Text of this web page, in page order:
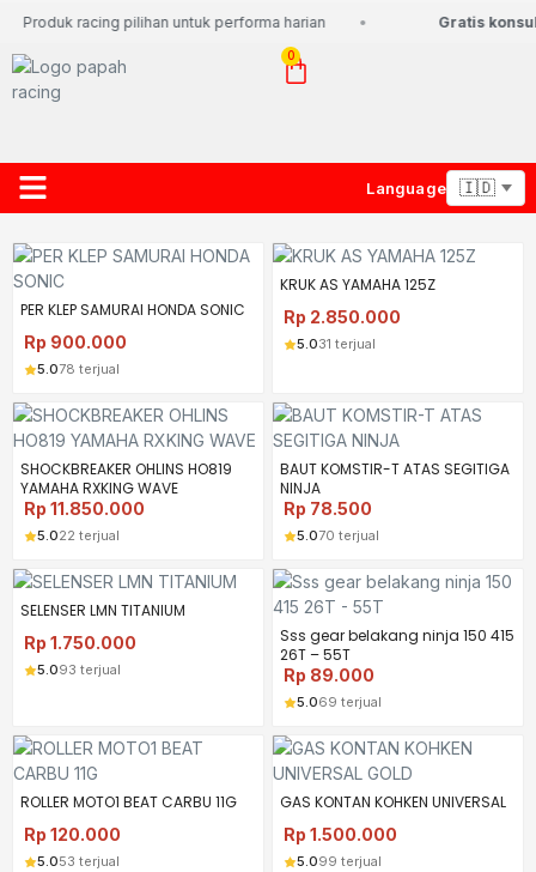
Produk racing pilihan untuk performa harian Gratis
0
Language
PER KLEP SAMURAI HONDA SONIC
Rp 900.000
5.078 terjual
KRUK AS YAMAHA 125Z
Rp 2.850.000
5.031 terjual
SHOCKBREAKER OHLINS HO819
YAMAHA RXKING WAVE
Rp 11.850.000
5.022 terjual
BAUT KOMSTIR-T ATAS SEGITIGA
NINJA
Rp 78.500
5.070 terjual
SELENSER LMN TITANIUM
Rp 1.750.000
5.093 terjual
Sss gear belakang ninja 150 415
26T – 55T
Rp 89.000
5.069 terjual
ROLLER MOTO1 BEAT CARBU 11G
Rp 120.000
5.053 terjual
GAS KONTAN KOHKEN UNIVERSAL
Rp 1.500.000
5.099 terjual